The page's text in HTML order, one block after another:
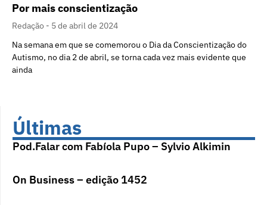
Por mais conscientização
Redação
5 de abril de 2024
Na semana em que se comemorou o Dia da Conscientização do
Autismo, no dia 2 de abril, se torna cada vez mais evidente que
ainda
Últimas
Pod.Falar com Fabíola Pupo – Sylvio Alkimin
On Business – edição 1452